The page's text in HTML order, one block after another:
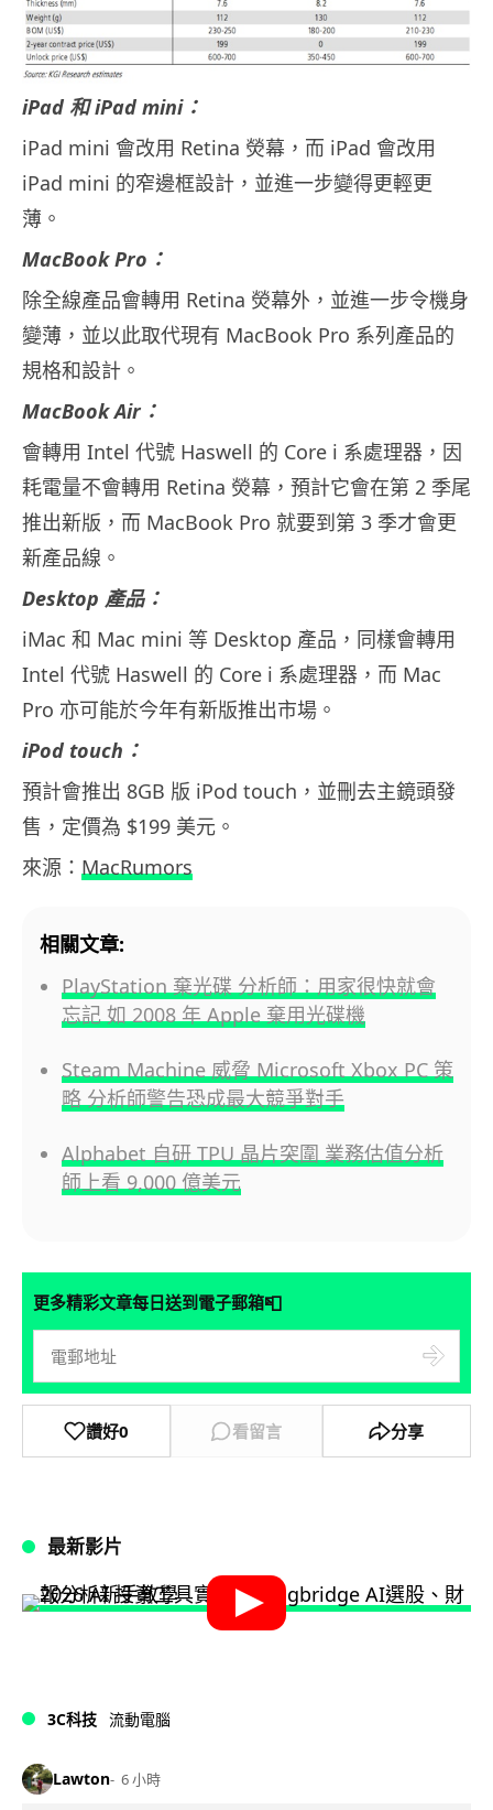
iPad 和 iPad mini：
iPad mini 會改用 Retina 熒幕，而 iPad 會改用
iPad mini 的窄邊框設計，並進一步變得更輕更
薄。
MacBook Pro：
除全線產品會轉用 Retina 熒幕外，並進一步令機身
變薄，並以此取代現有 MacBook Pro 系列產品的
規格和設計。
MacBook Air：
會轉用 Intel 代號 Haswell 的 Core i 系處理器，因
耗電量不會轉用 Retina 熒幕，預計它會在第 2 季尾
推出新版，而 MacBook Pro 就要到第 3 季才會更
新產品線。
Desktop 產品：
iMac 和 Mac mini 等 Desktop 產品，同樣會轉用
Intel 代號 Haswell 的 Core i 系處理器，而 Mac
Pro 亦可能於今年有新版推出市場。
iPod touch：
預計會推出 8GB 版 iPod touch，並刪去主鏡頭發
售，定價為 $199 美元。
來源： MacRumors
相關文章:
PlayStation 棄光碟 分析師：用家很快就會
忘記 如 2008 年 Apple 棄用光碟機
Steam Machine 威脅 Microsoft Xbox PC 策
略 分析師警告恐成最大競爭對手
Alphabet 自研 TPU 晶片突圍 業務估值分析
師上看 9,000 億美元
更多精彩文章每日送到電子郵箱📮
讚好0 看留言 分享
最新影片
3C科技 流動電腦
Lawton 6 小時